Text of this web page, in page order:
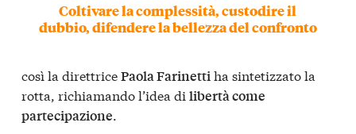
Coltivare la complessità, custodire il
dubbio, difendere la bellezza del confronto
così la direttricePaola Farinetti ha sintetizzato la
rotta, richiamando l’idea di libertà come
partecipazione